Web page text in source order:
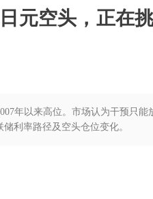
元空头，正在
年以来高位。市场认为干预只能
利率路径及空头仓位变化。